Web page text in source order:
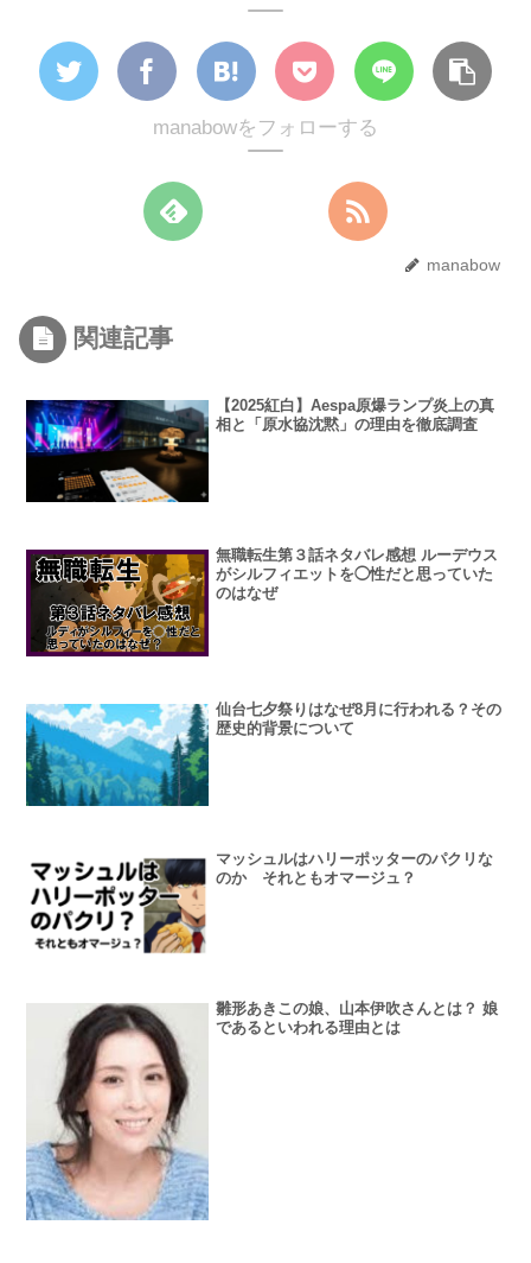
manabowをフォローする
manabow
関連記事
【2025紅白】Aespa原爆ランプ炎上の真
相と「原水協沈黙」の理由を徹底調査
無職転生第３話ネタバレ感想 ルーデウス
がシルフィエットを◯性だと思っていた
のはなぜ
仙台七夕祭りはなぜ8月に行われる？その
歴史的背景について
マッシュルはハリーポッターのパクリな
のか それともオマージュ？
雛形あきこの娘、山本伊吹さんとは？ 娘
であるといわれる理由とは